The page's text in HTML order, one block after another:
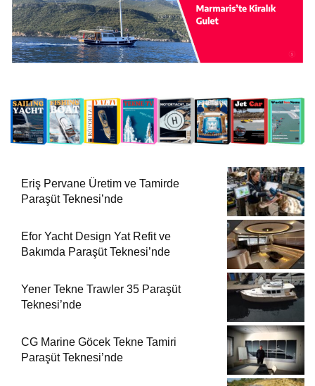
Eriş Pervane Üretim ve Tamirde
Paraşüt Teknesi’nde
Efor Yacht Design Yat Refit ve
Bakımda Paraşüt Teknesi’nde
Yener Tekne Trawler 35 Paraşüt
Teknesi’nde
CG Marine Göcek Tekne Tamiri
Paraşüt Teknesi’nde